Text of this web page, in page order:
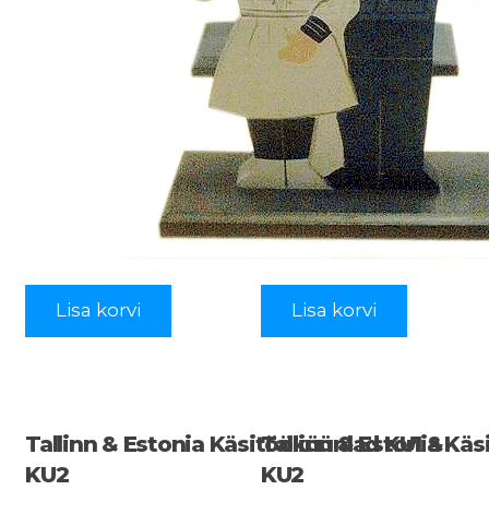
Lisa korvi Lisa korvi
Tallinn & Estonia Käsitööküünlad KU1 &
KU2
Tallinn & Estonia
KU2